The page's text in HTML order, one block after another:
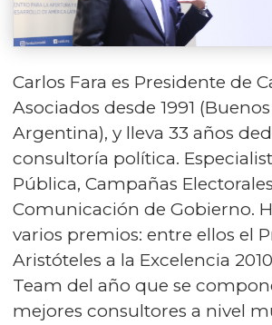
Carlos Fara es Presidente de
Asociados desde 1991
Argentina), y lleva 33 años
consultoría política.
Pública, Campañas
Comunicación de Gobierno.
varios premios: entre ellos el
Aristóteles a la Excelencia
Team del año que se
mejores consultores a nivel